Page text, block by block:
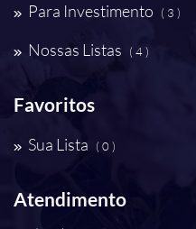
Para Investimento ( 3 )
Nossas Listas ( 4 )
Favoritos
Sua Lista ( 0 )
Atendimento